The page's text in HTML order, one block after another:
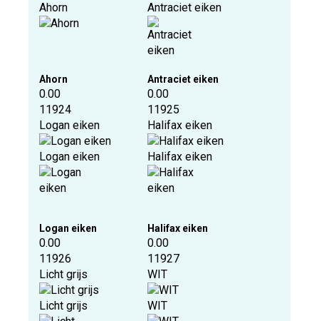
Ahorn
Ahorn
Antraciet eiken
Antraciet eiken
0.00
11924
Logan eiken
Logan eiken
Logan eiken
0.00
11925
Halifax eiken
Halifax eiken
Halifax eiken
0.00
11926
Licht grijs
Licht grijs
0.00
11927
WIT
WIT